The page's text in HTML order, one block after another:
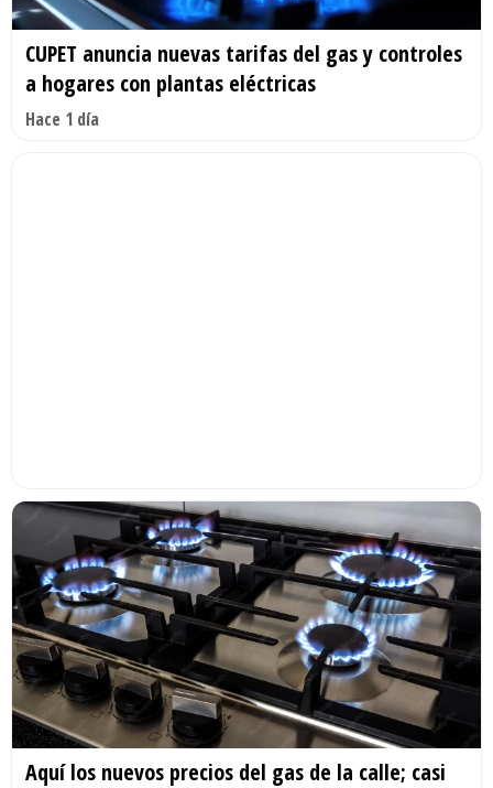
CUPET anuncia nuevas tarifas del gas y controles
a hogares con plantas eléctricas
Hace 1 día
Aquí los nuevos precios del gas de la calle; casi